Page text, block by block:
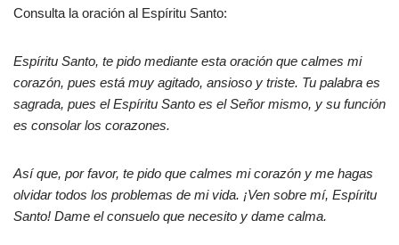
Consulta la oración al Espíritu Santo:
Espíritu Santo, te pido mediante esta oración que calmes mi
corazón, pues está muy agitado, ansioso y triste. Tu palabra es
sagrada, pues el Espíritu Santo es el Señor mismo, y su función
es consolar los corazones.
Así que, por favor, te pido que calmes mi corazón y me hagas
olvidar todos los problemas de mi vida. ¡Ven sobre mí, Espíritu
Santo! Dame el consuelo que necesito y dame calma.